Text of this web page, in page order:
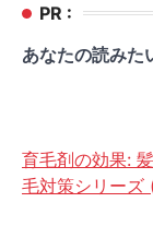
PR :
あなたの読みた
育毛剤の効果:
毛対策シリーズ